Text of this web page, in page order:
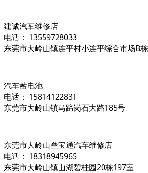
建诚汽车维修店
电话： 13559728033
东莞市大岭山镇连平村小连平综合市场B栋
汽车蓄电池
电话： 15814122831
东莞市大岭山镇马蹄岗石大路185号
东莞市大岭山叁宝通汽车维修店
电话： 18318945965
东莞市大岭山镇山湖碧桂园20栋197室